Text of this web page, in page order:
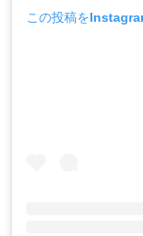
この投稿を